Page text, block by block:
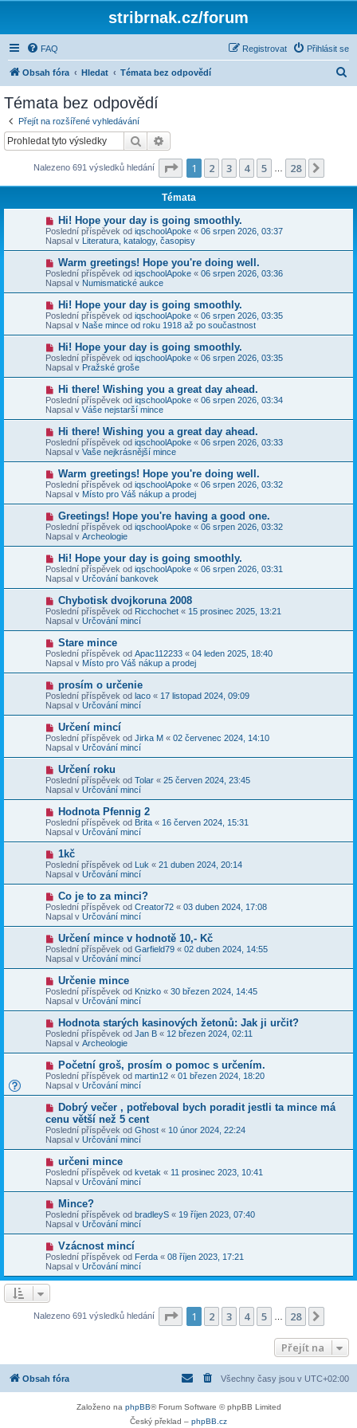
stribrnak.cz/forum
FAQ Přihlásit se
Registrovat
Obsah fóra Hledat Témata bez odpovědí
Témata bez odpovědí
Přejít na rozšířené vyhledávání
Hledat
Nalezeno 691 výsledků hledání Stránka z 28
1 2 3 4 5 28
Témata
N
o
v
ý
p
í
s
p
v
e
k
Hi! Hope your day is going smoothly.
Poslední příspěvek od iqschoolApoke « 06 srpen 2026, 03:37
Napsal v Literatura, katalogy, časopisy
N
o
v
ý
p
í
s
p
v
e
k
Warm greetings! Hope you're doing well.
Poslední příspěvek od iqschoolApoke « 06 srpen 2026, 03:36
Napsal v Numismatické aukce
N
o
v
ý
p
í
s
p
v
e
k
Hi! Hope your day is going smoothly.
Poslední příspěvek od iqschoolApoke « 06 srpen 2026, 03:35
Napsal v Naše mince od roku 1918 až po součastnost
N
o
v
ý
p
í
s
p
v
e
k
Hi! Hope your day is going smoothly.
Poslední příspěvek od iqschoolApoke « 06 srpen 2026, 03:35
Napsal v Pražské groše
N
o
v
ý
p
í
s
p
ě
v
e
k
Hi there! Wishing you a great day ahead.
Poslední příspěvek od iqschoolApoke « 06 srpen 2026, 03:34
Napsal v Váše nejstarší mince
N
o
v
ý
p
í
s
p
ě
v
e
k
Hi there! Wishing you a great day ahead.
Poslední příspěvek od iqschoolApoke « 06 srpen 2026, 03:33
Napsal v Vaše nejkrásnější mince
N
o
v
ý
í
s
p
v
e
k
Warm greetings! Hope you're doing well.
Poslední příspěvek od iqschoolApoke « 06 srpen 2026, 03:32
Napsal v Místo pro Váš nákup a prodej
N
o
v
ý
p
í
s
p
ě
v
e
k
Greetings! Hope you're having a good one.
Poslední příspěvek od iqschoolApoke « 06 srpen 2026, 03:32
Napsal v Archeologie
N
o
v
ý
í
s
p
ě
v
e
k
Hi! Hope your day is going smoothly.
Poslední příspěvek od iqschoolApoke « 06 srpen 2026, 03:31
Napsal v Určování bankovek
N
o
v
ý
p
í
s
p
ě
v
e
k
Chybotisk dvojkoruna 2008
Poslední příspěvek od Ricchochet « 15 prosinec 2025, 13:21
Napsal v Určování mincí
N
o
v
ý
í
s
p
ě
v
e
k
Stare mince
Poslední příspěvek od Apac112233 « 04 leden 2025, 18:40
Napsal v Místo pro Váš nákup a prodej
N
o
v
ý
p
í
s
p
ě
v
e
k
prosím o určenie
Poslední příspěvek od laco « 17 listopad 2024, 09:09
Napsal v Určování mincí
N
o
v
ý
p
í
s
p
v
e
k
Určení mincí
Poslední příspěvek od Jirka M « 02 červenec 2024, 14:10
Napsal v Určování mincí
N
o
v
ý
p
í
s
p
ě
v
e
k
Určení roku
Poslední příspěvek od Tolar « 25 červen 2024, 23:45
Napsal v Určování mincí
N
o
v
ý
í
s
p
ě
v
e
k
Hodnota Pfennig 2
Poslední příspěvek od Brita « 16 červen 2024, 15:31
Napsal v Určování mincí
N
o
v
ý
í
s
p
ě
v
e
k
1kč
Poslední příspěvek od Luk « 21 duben 2024, 20:14
Napsal v Určování mincí
N
o
v
ý
p
í
s
p
ě
v
e
k
Co je to za minci?
Poslední příspěvek od Creator72 « 03 duben 2024, 17:08
Napsal v Určování mincí
N
o
v
ý
p
í
s
p
v
e
k
Určení mince v hodnotě 10,- Kč
Poslední příspěvek od Garfield79 « 02 duben 2024, 14:55
Napsal v Určování mincí
N
o
v
ý
p
í
s
p
v
e
k
Určenie mince
Poslední příspěvek od Knizko « 30 březen 2024, 14:45
Napsal v Určování mincí
N
o
v
ý
p
í
s
p
v
e
k
Hodnota starých kasinových žetonů: Jak ji určit?
Poslední příspěvek od Jan B « 12 březen 2024, 02:11
Napsal v Archeologie
N
o
v
ý
p
í
s
p
ě
v
e
k
Početní groš, prosím o pomoc s určením.
Poslední příspěvek od martin12 « 01 březen 2024, 18:20
Napsal v Určování mincí
N
v
ý
p
ř
s
p
ě
v
e
k
Dobrý večer , potřeboval bych poradit jestli ta mince má
cenu větší než 5 cent
Poslední příspěvek od Ghost « 10 únor 2024, 22:24
Napsal v Určování mincí
N
o
v
ý
p
í
s
p
ě
v
e
k
určeni mince
Poslední příspěvek od kvetak « 11 prosinec 2023, 10:41
Napsal v Určování mincí
N
o
v
ý
p
í
s
p
k
Mince?
Poslední příspěvek od bradleyS « 19 říjen 2023, 07:40
Napsal v Určování mincí
N
o
v
ý
p
p
Vzácnost mincí
Poslední příspěvek od Ferda « 08 říjen 2023, 17:21
Napsal v Určování mincí
Nalezeno 691 výsledků hledání Stránka z 28
1 2 3 4 5 28
Přejít na
Obsah fóra Všechny časy jsou v UTC+02:00
Založeno na phpBB® Forum Software © phpBB Limited
Český překlad – phpBB.cz